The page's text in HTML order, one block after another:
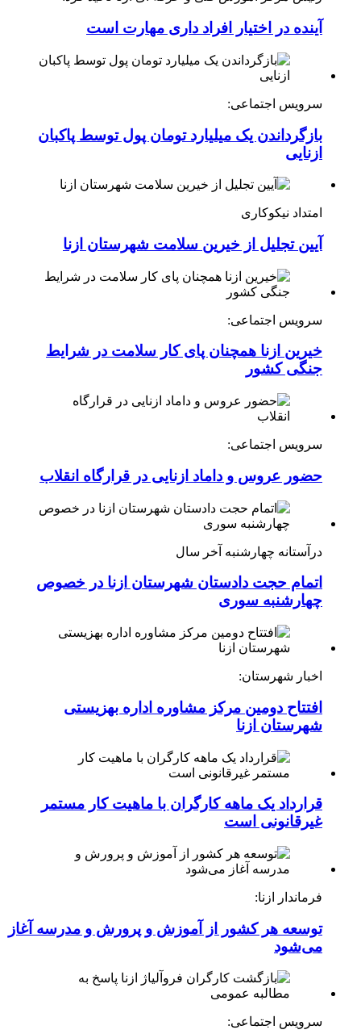
آینده در اختیار افراد داری مهارت است
سرویس اجتماعی:
بازگرداندن یک میلیارد تومان پول توسط پاکبان
ازنایی
امتداد نیکوکاری
آیین تجلیل از خیرین سلامت شهرستان ازنا
سرویس اجتماعی:
خیرین ازنا همچنان پای کار سلامت در شرایط
جنگی کشور
سرویس اجتماعی:
حضور عروس و داماد ازنایی در قرارگاه انقلاب
درآستانه چهارشنبه آخر سال
اتمام حجت دادستان شهرستان ازنا در خصوص
چهارشنبه ‌سوری
اخبار شهرستان:
افتتاح دومین مرکز مشاوره اداره بهزیستی
شهرستان ازنا
قرارداد یک ماهه کارگران با ماهیت کار مستمر
غیرقانونی است
فرماندار ازنا:
توسعه هر کشور از آموزش و پرورش و مدرسه آغاز
می‌شود
سرویس اجتماعی: